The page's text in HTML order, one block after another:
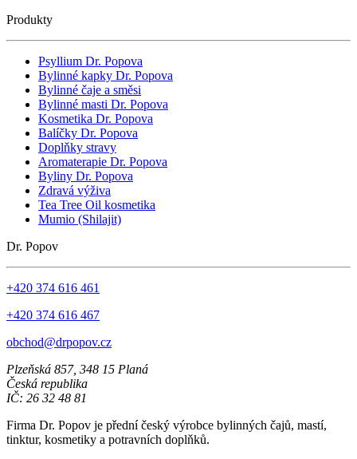
Produkty
Psyllium Dr. Popova
Bylinné kapky Dr. Popova
Bylinné čaje a směsi
Bylinné masti Dr. Popova
Kosmetika Dr. Popova
Balíčky Dr. Popova
Doplňky stravy
Aromaterapie Dr. Popova
Byliny Dr. Popova
Zdravá výživa
Tea Tree Oil kosmetika
Mumio (Shilajit)
Dr. Popov
+420 374 616 461
+420 374 616 467
obchod@drpopov.cz
Plzeňská 857, 348 15 Planá
Česká republika
IČ: 26 32 48 81
Firma Dr. Popov je přední český výrobce bylinných čajů, mastí,
tinktur, kosmetiky a potravních doplňků.